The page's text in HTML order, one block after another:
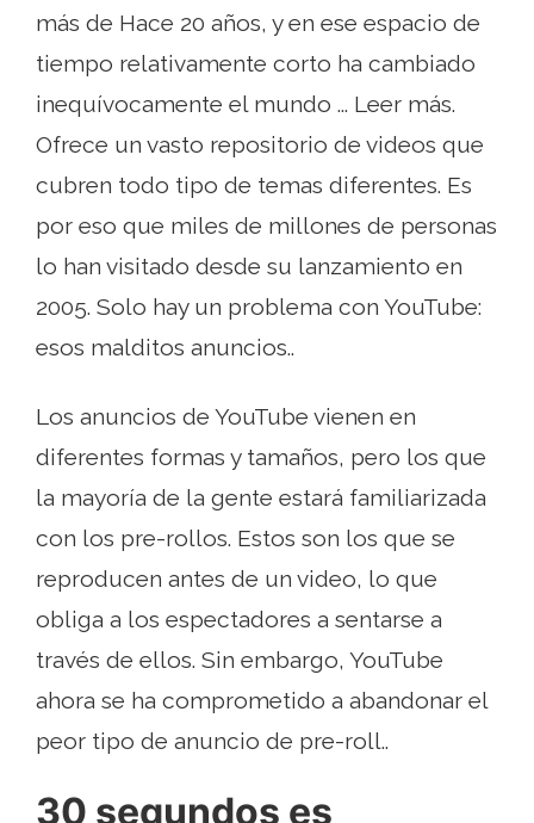
más de Hace 20 años, y en ese espacio de
tiempo relativamente corto ha cambiado
inequívocamente el mundo ... Leer más.
Ofrece un vasto repositorio de videos que
cubren todo tipo de temas diferentes. Es
por eso que miles de millones de personas
lo han visitado desde su lanzamiento en
2005. Solo hay un problema con YouTube:
esos malditos anuncios..
Los anuncios de YouTube vienen en
diferentes formas y tamaños, pero los que
la mayoría de la gente estará familiarizada
con los pre-rollos. Estos son los que se
reproducen antes de un video, lo que
obliga a los espectadores a sentarse a
través de ellos. Sin embargo, YouTube
ahora se ha comprometido a abandonar el
peor tipo de anuncio de pre-roll..
30 segundos es